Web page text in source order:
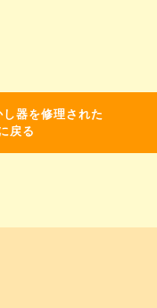
器を修理された
戻る